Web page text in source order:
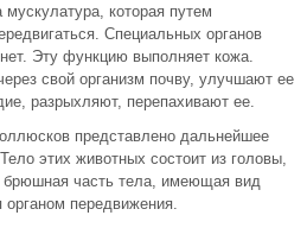
которая путем
Специальных органов
Эту функцию выполняет кожа.
свой организм почву, улучшают ее
разрыхляют, перепахивают ее.
представлено дальнейшее
этих животных состоит из головы,
часть тела, имеющая вид
передвижения.